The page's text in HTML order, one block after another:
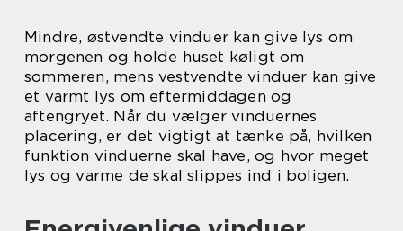
Mindre, østvendte vinduer kan give lys om
morgenen og holde huset køligt om
sommeren, mens vestvendte vinduer kan give
et varmt lys om eftermiddagen og
aftengryet. Når du vælger vinduernes
placering, er det vigtigt at tænke på, hvilken
funktion vinduerne skal have, og hvor meget
lys og varme de skal slippes ind i boligen.